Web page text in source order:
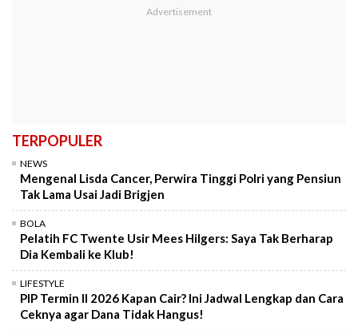
TERPOPULER
NEWS
Mengenal Lisda Cancer, Perwira Tinggi Polri yang Pensiun
Tak Lama Usai Jadi Brigjen
BOLA
Pelatih FC Twente Usir Mees Hilgers: Saya Tak Berharap
Dia Kembali ke Klub!
LIFESTYLE
PIP Termin II 2026 Kapan Cair? Ini Jadwal Lengkap dan Cara
Ceknya agar Dana Tidak Hangus!